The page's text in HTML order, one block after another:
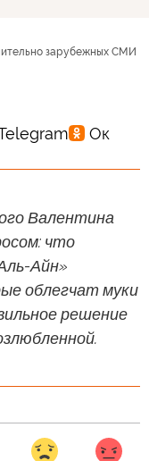
зарубежных СМИ
Валентина
что
Айн»
облегчат муки
решение